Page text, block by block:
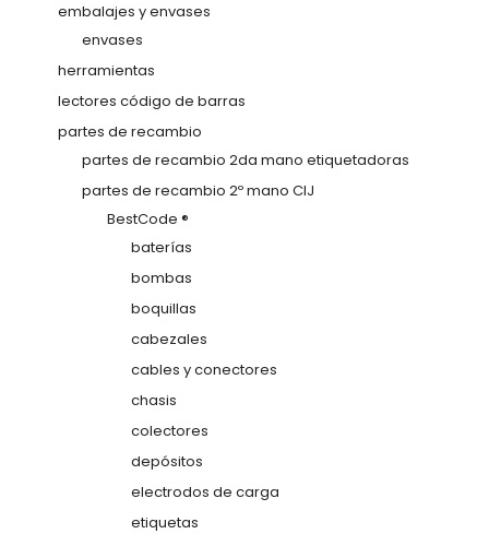
embalajes y envases
envases
herramientas
lectores código de barras
partes de recambio
partes de recambio 2da mano etiquetadoras
partes de recambio 2º mano CIJ
BestCode ®
baterías
bombas
boquillas
cabezales
cables y conectores
chasis
colectores
depósitos
electrodos de carga
etiquetas